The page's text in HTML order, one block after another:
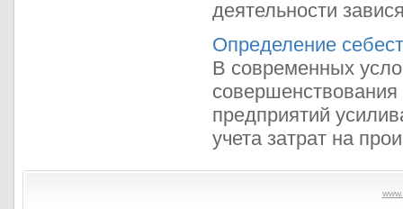
деятельности
Определение
В современных
совершенствования
предприятий
учета затрат на